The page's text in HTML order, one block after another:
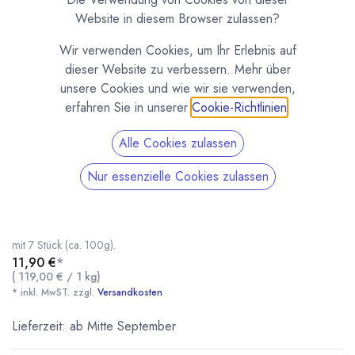
Nougat Stängli 7 Stück Kiki's Pralinenwelt
(0 Rezension)
mit 7 Stück (ca. 100g).
11,90 €*
( 119,00 € / 1 kg)
* inkl. MwST. zzgl. Versandkosten
Lieferzeit: ab Mitte September
Website in diesem Browser zulassen?
Wir verwenden Cookies, um Ihr Erlebnis auf
dieser Website zu verbessern. Mehr über
unsere Cookies und wie wir sie verwenden,
erfahren Sie in unserer Cookie-Richtlinien
Alle Cookies zulassen
Nur essenzielle Cookies zulassen